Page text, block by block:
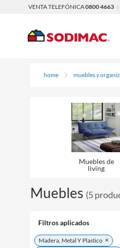
VENTA TELEFÓNICA0800 4663 |
home muebles y
Muebles de
living
Muebles (5
Filtros aplicados
Madera, Metal Y Plastico